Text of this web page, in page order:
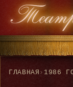
ГЛАВНАЯ › 1986